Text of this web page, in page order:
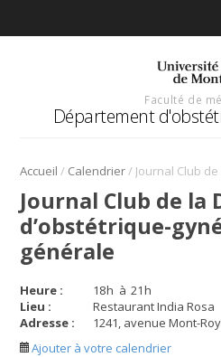
Faculté de
Département
Accueil / Calendrier/
Journal Club de la
d’obstétrique-
générale
Heure : 18h à 21h
Lieu :
Restaurant India Rosa
Adresse :
1241, avenue Mont-
Ajouter à votre calendrier